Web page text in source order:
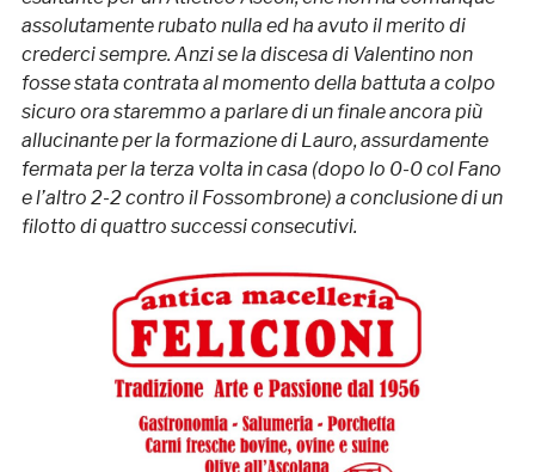
assolutamente rubato nulla ed ha avuto il merito di
crederci sempre. Anzi se la discesa di Valentino non
fosse stata contrata al momento della battuta a colpo
sicuro ora staremmo a parlare di un finale ancora più
allucinante per la formazione di Lauro, assurdamente
fermata per la terza volta in casa (dopo lo 0-0 col Fano
e l’altro 2-2 contro il Fossombrone) a conclusione di un
filotto di quattro successi consecutivi.